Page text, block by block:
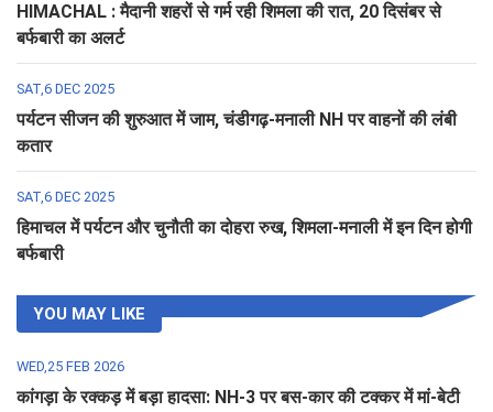
HIMACHAL : मैदानी शहरों से गर्म रही शिमला की रात, 20 दिसंबर से
बर्फबारी का अलर्ट
SAT,6 DEC 2025
पर्यटन सीजन की शुरुआत में जाम, चंडीगढ़-मनाली NH पर वाहनों की लंबी
कतार
SAT,6 DEC 2025
हिमाचल में पर्यटन और चुनौती का दोहरा रुख, शिमला-मनाली में इन दिन होगी
बर्फबारी
YOU MAY LIKE
WED,25 FEB 2026
कांगड़ा के रक्कड़ में बड़ा हादसा: NH-3 पर बस-कार की टक्कर में मां-बेटी